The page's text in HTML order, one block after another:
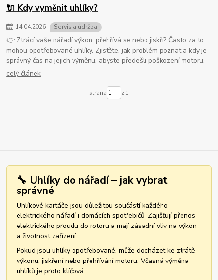
🔌 Kdy vyměnit uhlíky?
14.04.2026 Servis a údržba
👉 Ztrácí vaše nářadí výkon, přehřívá se nebo jiskří? Často za to
mohou opotřebované uhlíky. Zjistěte, jak problém poznat a kdy je
správný čas na jejich výměnu, abyste předešli poškození motoru.
celý článek
strana z 1
🔧 Uhlíky do nářadí – jak vybrat
správné
Uhlíkové kartáče jsou důležitou součástí každého
elektrického nářadí i domácích spotřebičů. Zajišťují přenos
elektrického proudu do rotoru a mají zásadní vliv na výkon
a životnost zařízení.
Pokud jsou uhlíky opotřebované, může docházet ke ztrátě
výkonu, jiskření nebo přehřívání motoru. Včasná výměna
uhlíků je proto klíčová.